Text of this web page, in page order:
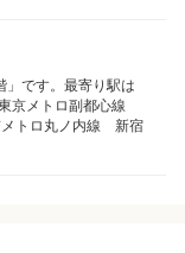
ていた店舗
ービスメニュー、客層
」です。最寄り駅は
京メトロ副都心線
トロ丸ノ内線 新宿